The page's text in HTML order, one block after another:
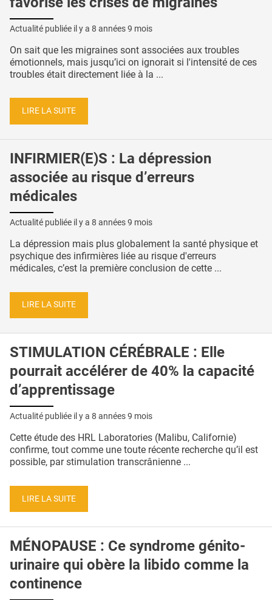
Actualité publiée il y a 8 années 9 mois
On sait que les migraines sont associées aux troubles
émotionnels, mais jusqu’ici on ignorait si l'intensité de ces
troubles était directement liée à la ...
LIRE LA SUITE
INFIRMIER(E)S : La dépression
associée au risque d’erreurs
médicales
Actualité publiée il y a 8 années 9 mois
La dépression mais plus globalement la santé physique et
psychique des infirmières liée au risque d'erreurs
médicales, c’est la première conclusion de cette ...
LIRE LA SUITE
STIMULATION CÉRÉBRALE : Elle
pourrait accélérer de 40% la capacité
d’apprentissage
Actualité publiée il y a 8 années 9 mois
Cette étude des HRL Laboratories (Malibu, Californie)
confirme, tout comme une toute récente recherche qu’il est
possible, par stimulation transcrânienne ...
LIRE LA SUITE
MÉNOPAUSE : Ce syndrome génito-
urinaire qui obère la libido comme la
continence